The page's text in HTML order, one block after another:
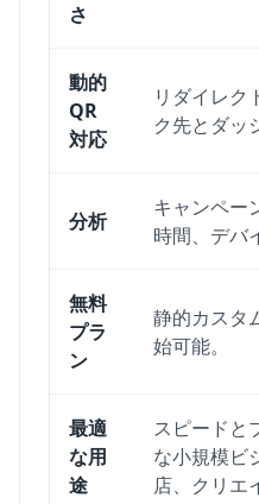
さ
動的
QR
対応
リダイレク
ク先とダッ
分析
キャンペー
時間、デバ
無料
プラ
ン
静的カスタ
始可能。
最適
な用
途
スピードと
な小規模ビ
店、クリエ